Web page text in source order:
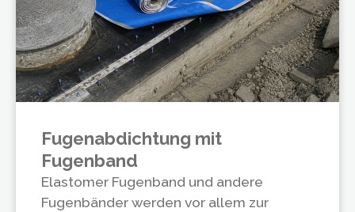
Fugenabdichtung mit
Fugenband
Elastomer Fugenband und andere
Fugenbänder werden vor allem zur